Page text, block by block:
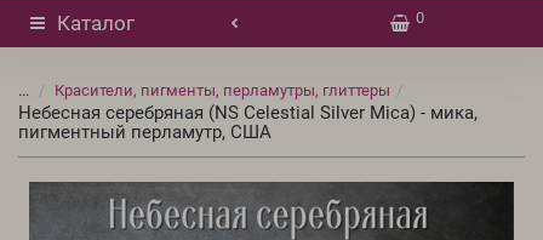
Каталог 0
... Красители, пигменты, перламутры, глиттеры
Небесная серебряная (NS Celestial Silver Mica) - мика,
пигментный перламутр, США